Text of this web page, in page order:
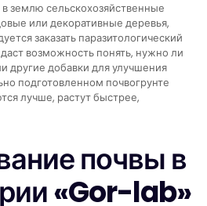
землю сельскохозяйственные
или декоративные деревья,
заказать паразитологический
возможность понять, нужно ли
другие добавки для улучшения
подготовленном почвогрунте
лучше, растут быстрее,
почвы в
«Gor-lab»